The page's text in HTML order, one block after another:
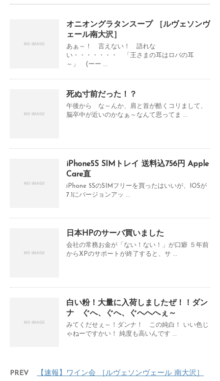
オニオングラタンスープ ［ルヴェソンヴ
ェール南大沢］
あぁ～！ 言えない！ 語れな
い・・・・・・・ 「王さまの耳はロバの耳
～」 (ーー ...
死ぬ寸前だった！？
午後から な～んか、肩と首が酷くコリまして、
脳卒中が近いのかなぁ～なんて思ってま ...
iPhone5S SIMトレイ 送料込756円 Apple
Care直
iPhone 5SのSIMフリーを買ったはいいが、IOSが
7.1にバージョンアッ ...
日本HPのサーバ買いました
会社の常務お金が「ない！ない！」が口癖 ５年前
からXPのサポートが終了すると、サ ...
白い粉！大量に入荷しましたぜ！！ダン
ナ ぐへ、ぐへ、ぐへへへぇ～
みてくだせぇ～！ダンナ！ この純白！ いい色じ
ゃねーですかい！ 純度も高いんです ...
PREV
【速報】ワイン会 ［ルヴェソンヴェール 南大沢］